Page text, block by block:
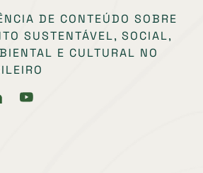
DE CONTEÚDO SOBRE
SUSTENTÁVEL, SOCIAL,
E CULTURAL NO